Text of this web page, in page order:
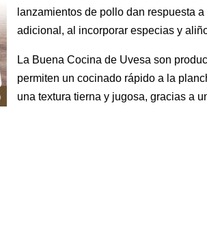
lanzamientos de pollo dan respuesta
adicional, al incorporar especias y
La Buena Cocina de Uvesa son
permiten un cocinado rápido a la
una textura tierna y jugosa, gracias a